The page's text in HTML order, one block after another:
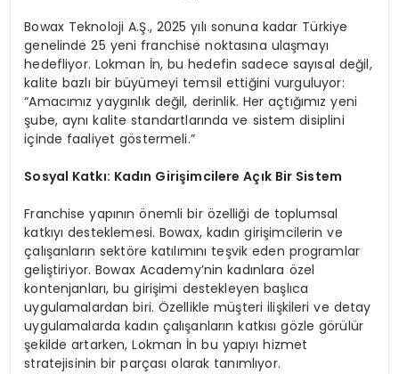
Bowax Teknoloji A.Ş., 2025 yılı sonuna kadar Türkiye
genelinde 25 yeni franchise noktasına ulaşmayı
hedefliyor. Lokman İn, bu hedefin sadece sayısal değil,
kalite bazlı bir büyümeyi temsil ettiğini vurguluyor:
“Amacımız yaygınlık değil, derinlik. Her açtığımız yeni
şube, aynı kalite standartlarında ve sistem disiplini
içinde faaliyet göstermeli.”
Sosyal Katkı: Kadın Girişimcilere Açık Bir Sistem
Franchise yapının önemli bir özelliği de toplumsal
katkıyı desteklemesi. Bowax, kadın girişimcilerin ve
çalışanların sektöre katılımını teşvik eden programlar
geliştiriyor. Bowax Academy’nin kadınlara özel
kontenjanları, bu girişimi destekleyen başlıca
uygulamalardan biri. Özellikle müşteri ilişkileri ve detay
uygulamalarda kadın çalışanların katkısı gözle görülür
şekilde artarken, Lokman İn bu yapıyı hizmet
stratejisinin bir parçası olarak tanımlıyor.